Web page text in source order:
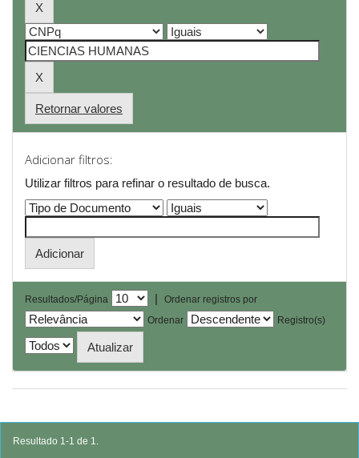
Retornar valores
Adicionar filtros:
Utilizar filtros para refinar o resultado de busca.
Resultados/Página |
Ordenar registros por
Ordenar
Registro(s)
Resultado 1-1 de 1.